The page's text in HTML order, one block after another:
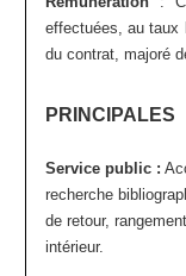
effectuées, au taux
du contrat, majoré
PRINCIPALES
Service public :
recherche
de retour,
intérieur.